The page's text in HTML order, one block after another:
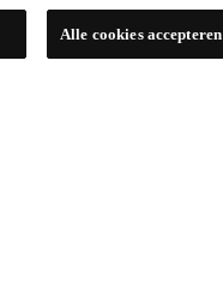
Alle cookies accepteren